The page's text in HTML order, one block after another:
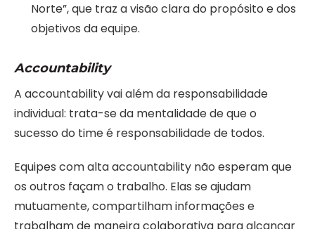
Norte”, que traz a visão clara do propósito e dos
objetivos da equipe.
Accountability
A accountability vai além da responsabilidade
individual: trata-se da mentalidade de que o
sucesso do time é responsabilidade de todos.
Equipes com alta accountability não esperam que
os outros façam o trabalho. Elas se ajudam
mutuamente, compartilham informações e